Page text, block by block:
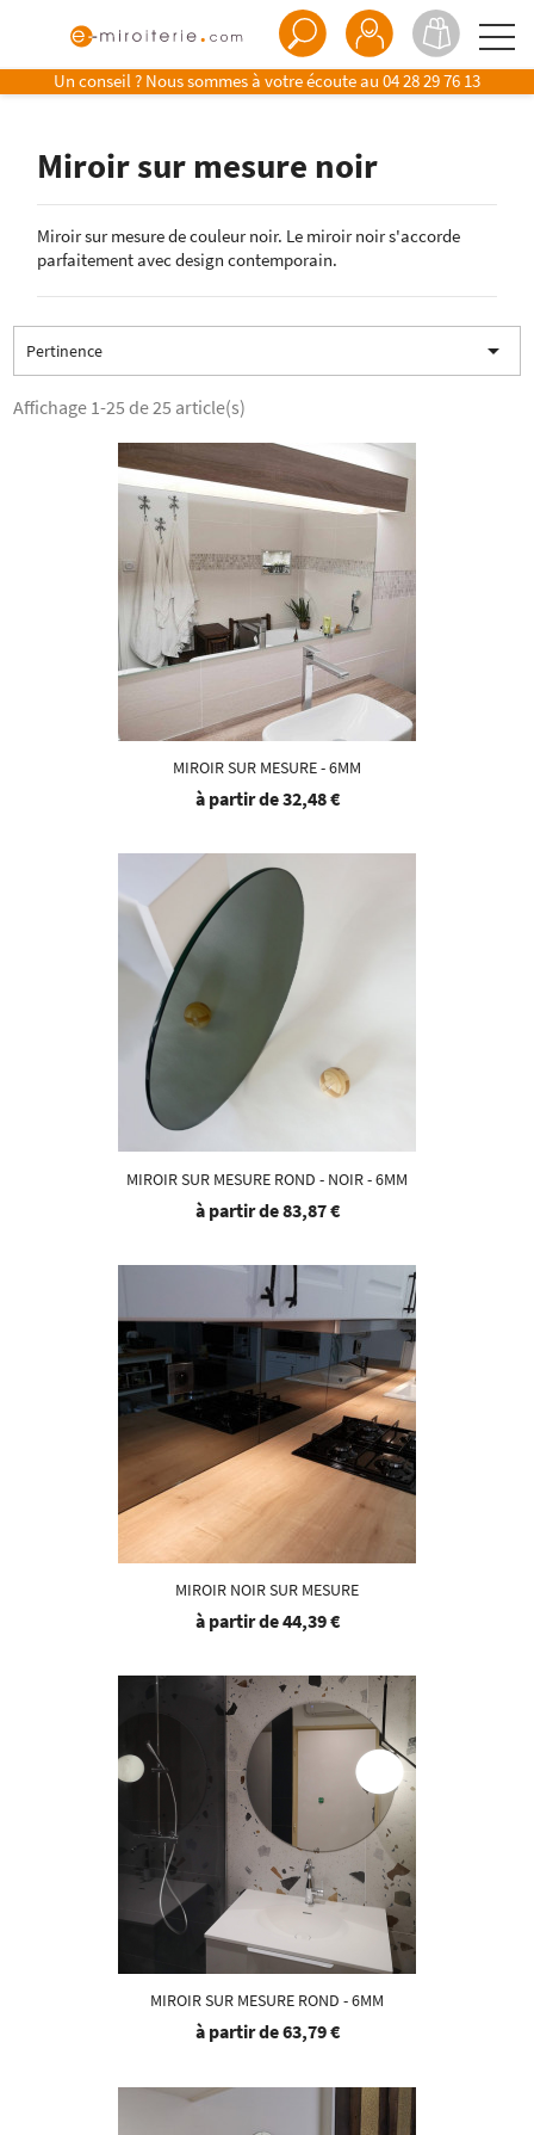
Un conseil ? Nous sommes à votre écoute au 04 28 29 76 13
Miroir sur mesure noir
Miroir sur mesure de couleur noir. Le miroir noir s'accorde
parfaitement avec design contemporain.
Pertinence 
Affichage 1-25 de 25 article(s)
MIROIR SUR MESURE - 6MM
à partir de32,48 €
MIROIR SUR MESURE ROND - NOIR - 6MM
à partir de83,87 €
MIROIR NOIR SUR MESURE
à partir de44,39 €
MIROIR SUR MESURE ROND - 6MM
à partir de63,79 €